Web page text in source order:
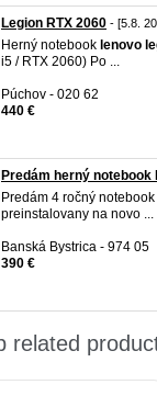
Legion RTX 2060 - [5.8.
Herný notebook lenovo
i5 / RTX 2060) Po ...
Púchov - 020 62
440 €
Predám herný notebook
Predám 4 ročný
preinstalovany na novo ...
Banská Bystrica - 974 05
390 €